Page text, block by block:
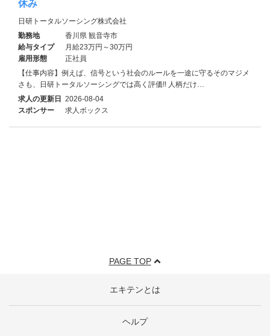
休み
日研トータルソーシング株式会社
勤務地
香川県 観音寺市
給与タイプ
月給23万円～30万円
雇用形態
正社員
【仕事内容】例えば、信号という社会のルールを一途に守るそのマジメ
さも、日研トータルソーシングでは高く評価!! 人柄だけ…
求人の更新日 2026-08-04
スポンサー
求人ボックス
PAGE TOP
エキテンとは
ヘルプ